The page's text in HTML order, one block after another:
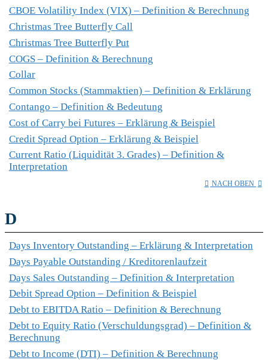
CBOE Volatility Index (VIX) – Definition & Berechnung
Christmas Tree Butterfly Call
Christmas Tree Butterfly Put
COGS – Definition & Berechnung
Collar
Common Stocks (Stammaktien) – Definition & Erklärung
Contango – Definition & Bedeutung
Cost of Carry bei Futures – Erklärung & Beispiel
Credit Spread Option – Erklärung & Beispiel
Current Ratio (Liquidität 3. Grades) – Definition &
Interpretation
NACH OBEN
D
Days Inventory Outstanding – Erklärung & Interpretation
Days Payable Outstanding / Kreditorenlaufzeit
Days Sales Outstanding – Definition & Interpretation
Debit Spread Option – Definition & Beispiel
Debt to EBITDA Ratio – Definition & Berechnung
Debt to Equity Ratio (Verschuldungsgrad) – Definition &
Berechnung
Debt to Income (DTI) – Definition & Berechnung